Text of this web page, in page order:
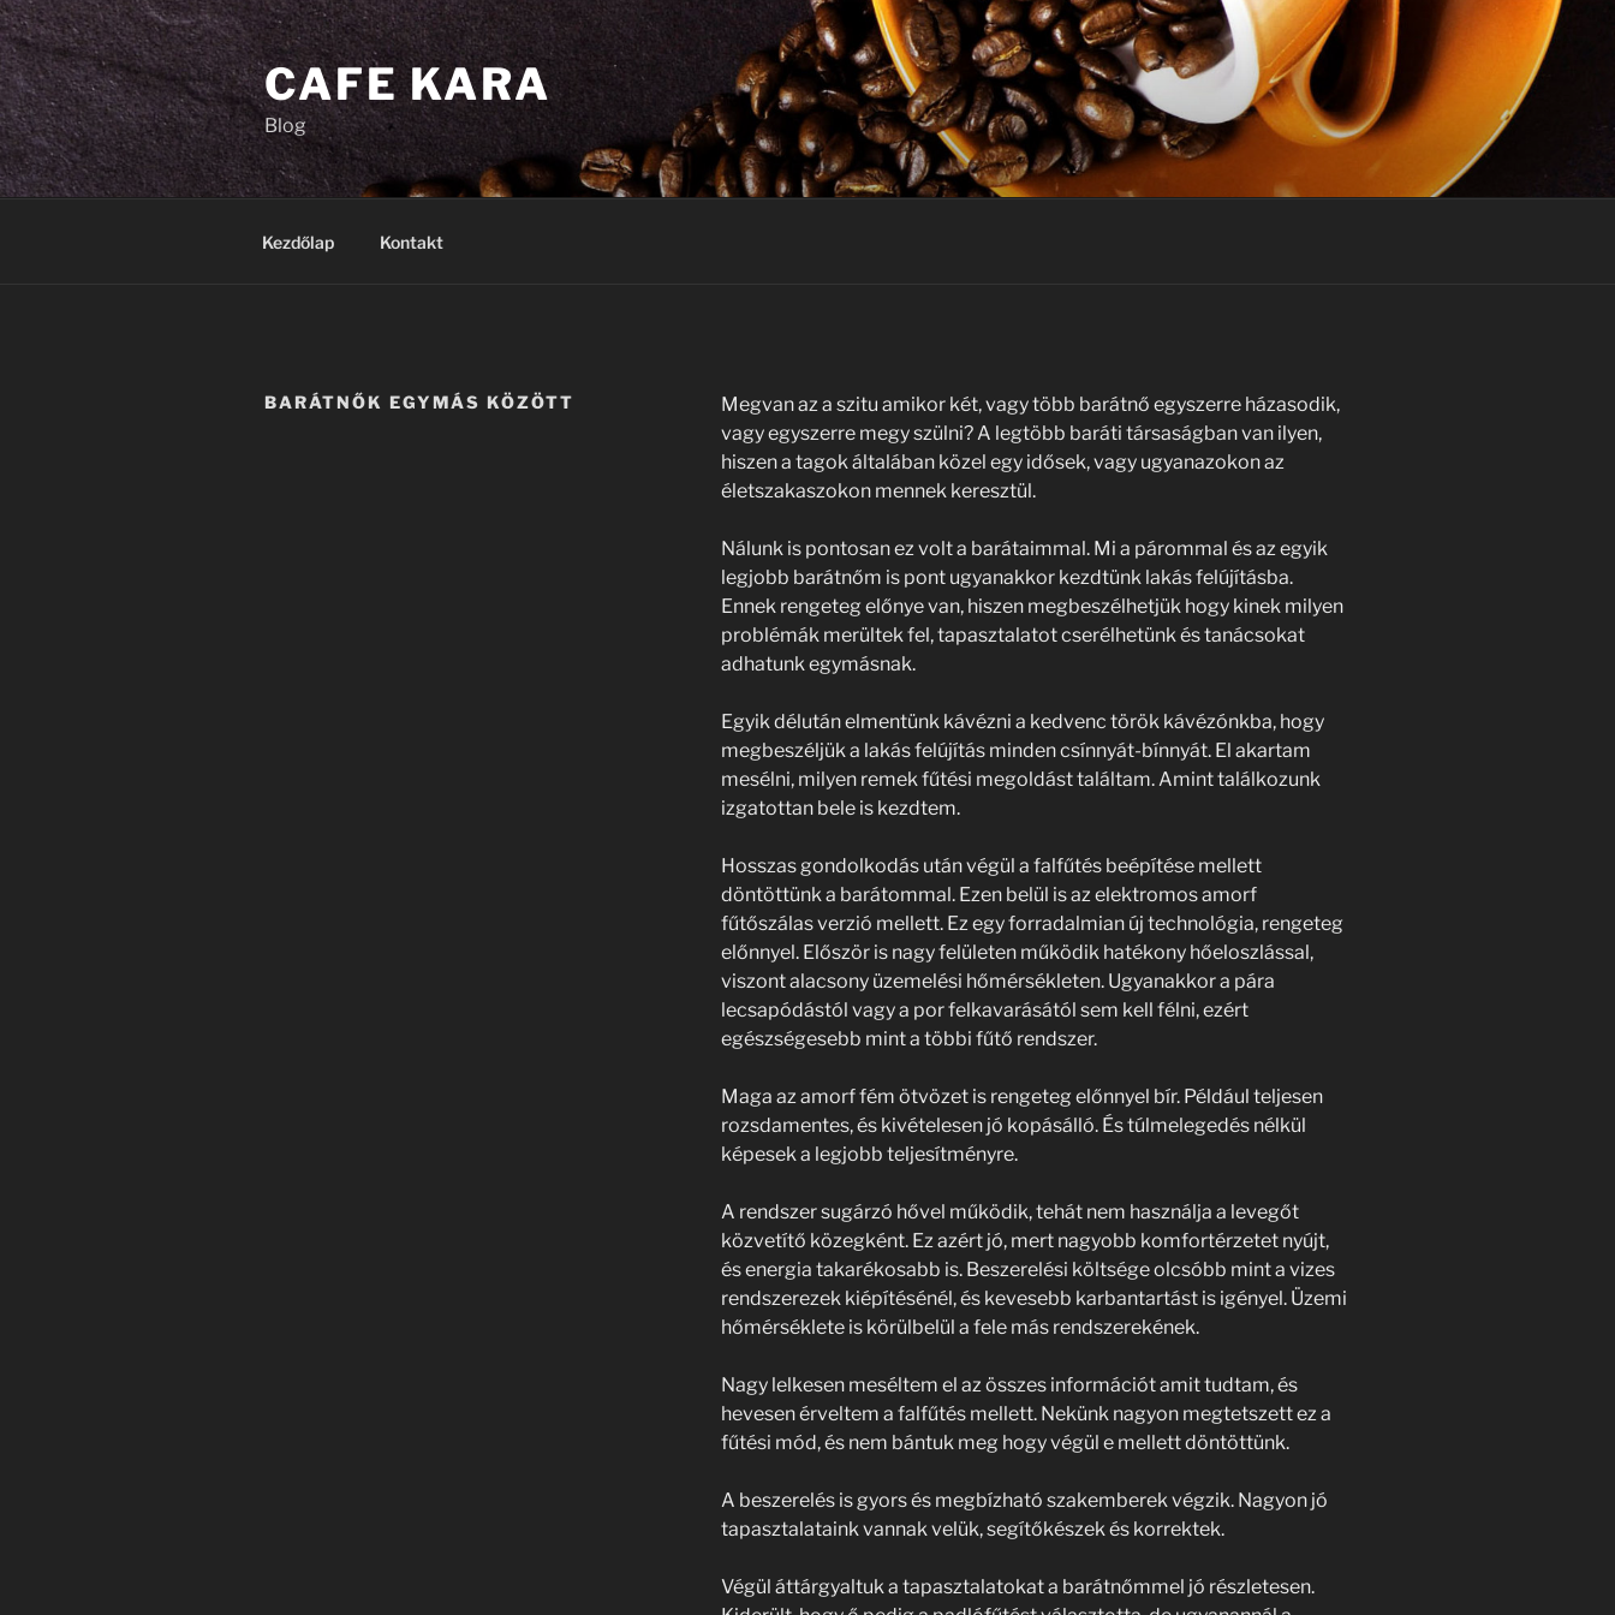
Tartalomhoz
CAFE KARA
Blog
Kezdőlap Kontakt
BARÁTNŐK EGYMÁS KÖZÖTT
Megvan az a szitu amikor két, vagy több barátnő egyszerre házasodik,
vagy egyszerre megy szülni? A legtöbb baráti társaságban van ilyen,
hiszen a tagok általában közel egy idősek, vagy ugyanazokon az
életszakaszokon mennek keresztül.
Nálunk is pontosan ez volt a barátaimmal. Mi a párommal és az egyik
legjobb barátnőm is pont ugyanakkor kezdtünk lakás felújításba.
Ennek rengeteg előnye van, hiszen megbeszélhetjük hogy kinek milyen
problémák merültek fel, tapasztalatot cserélhetünk és tanácsokat
adhatunk egymásnak.
Egyik délután elmentünk kávézni a kedvenc török kávézónkba, hogy
megbeszéljük a lakás felújítás minden csínnyát-bínnyát. El akartam
mesélni, milyen remek fűtési megoldást találtam. Amint találkozunk
izgatottan bele is kezdtem.
Hosszas gondolkodás után végül a falfűtés beépítése mellett
döntöttünk a barátommal. Ezen belül is az elektromos amorf
fűtőszálas verzió mellett. Ez egy forradalmian új technológia, rengeteg
előnnyel. Először is nagy felületen működik hatékony hőeloszlással,
viszont alacsony üzemelési hőmérsékleten. Ugyanakkor a pára
lecsapódástól vagy a por felkavarásától sem kell félni, ezért
egészségesebb mint a többi fűtő rendszer.
Maga az amorf fém ötvözet is rengeteg előnnyel bír. Például teljesen
rozsdamentes, és kivételesen jó kopásálló. És túlmelegedés nélkül
képesek a legjobb teljesítményre.
A rendszer sugárzó hővel működik, tehát nem használja a levegőt
közvetítő közegként. Ez azért jó, mert nagyobb komfortérzetet nyújt,
és energia takarékosabb is. Beszerelési költsége olcsóbb mint a vizes
rendszerezek kiépítésénél, és kevesebb karbantartást is igényel. Üzemi
hőmérséklete is körülbelül a fele más rendszerekének.
Nagy lelkesen meséltem el az összes információt amit tudtam, és
hevesen érveltem a falfűtés mellett. Nekünk nagyon megtetszett ez a
fűtési mód, és nem bántuk meg hogy végül e mellett döntöttünk.
A beszerelés is gyors és megbízható szakemberek végzik. Nagyon jó
tapasztalataink vannak velük, segítőkészek és korrektek.
Végül áttárgyaltuk a tapasztalatokat a barátnőmmel jó részletesen.